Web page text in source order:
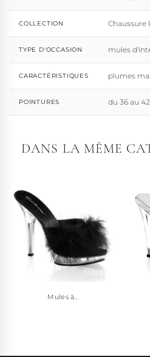
COLLECTION Chaussure
TYPE D'OCCASION mules
CARACTÉRISTIQUES plumes
POINTURES du 36 au 42
DANS LA MÊME
Mules à...